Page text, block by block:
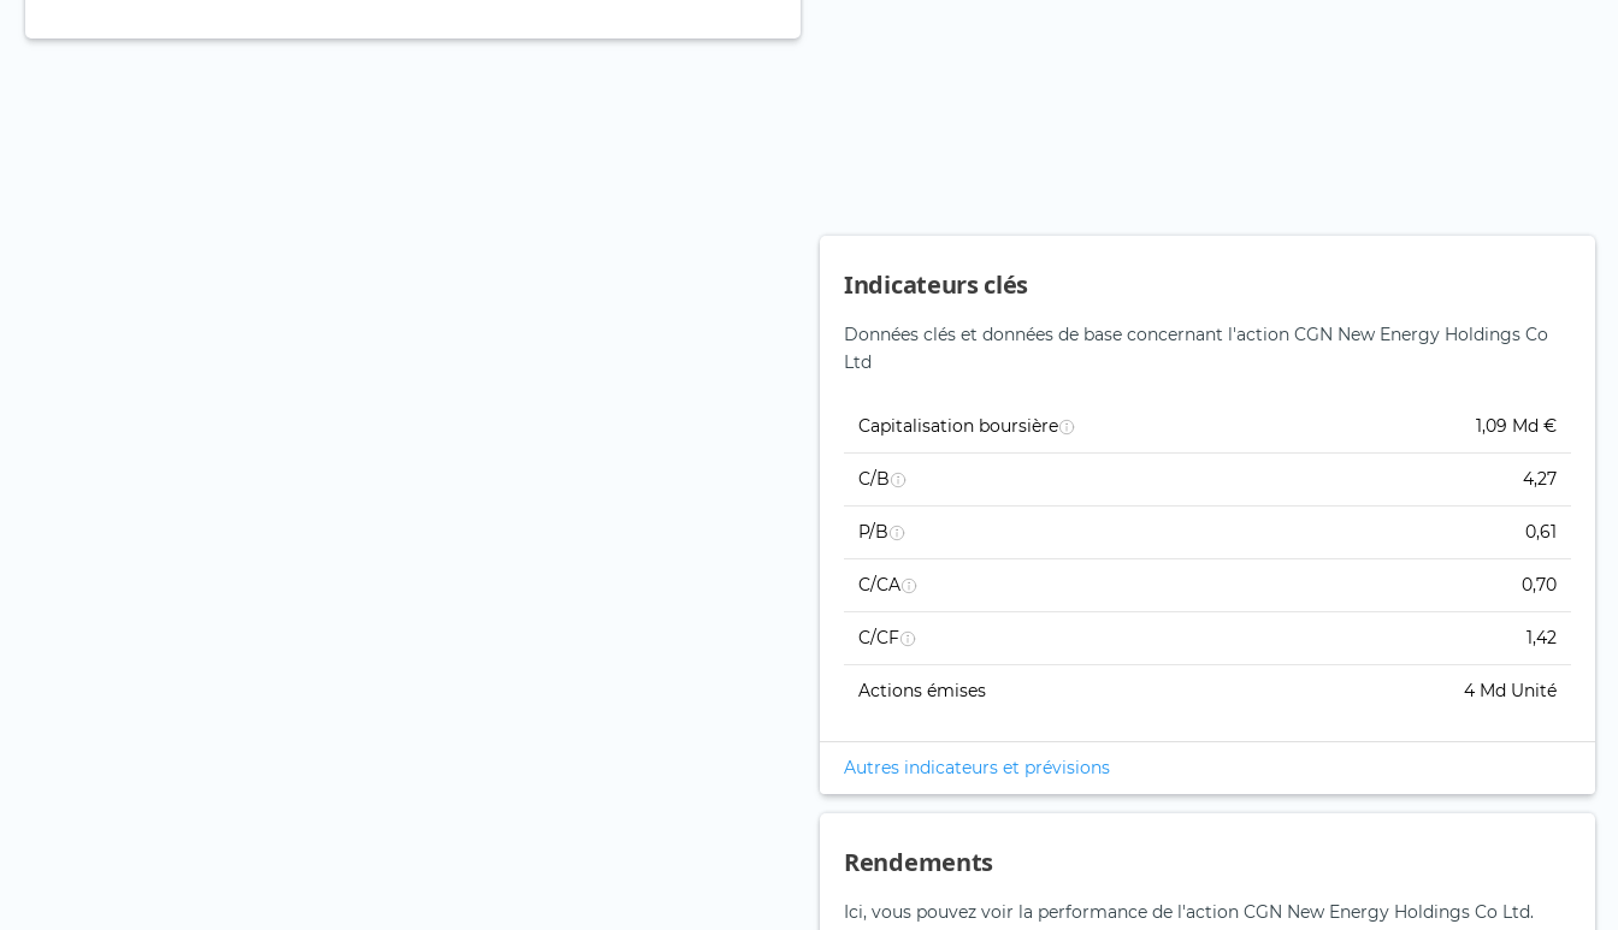
Indicateurs clés
Données clés et données de base concernant l'action CGN New Energy Holdings Co
Ltd
Capitalisation boursière 1,09 Md €
C/B 4,27
P/B 0,61
C/CA 0,70
C/CF 1,42
Actions émises 4 Md Unité
Autres indicateurs et prévisions
Rendements
Ici, vous pouvez voir la performance de l'action CGN New Energy Holdings Co Ltd.